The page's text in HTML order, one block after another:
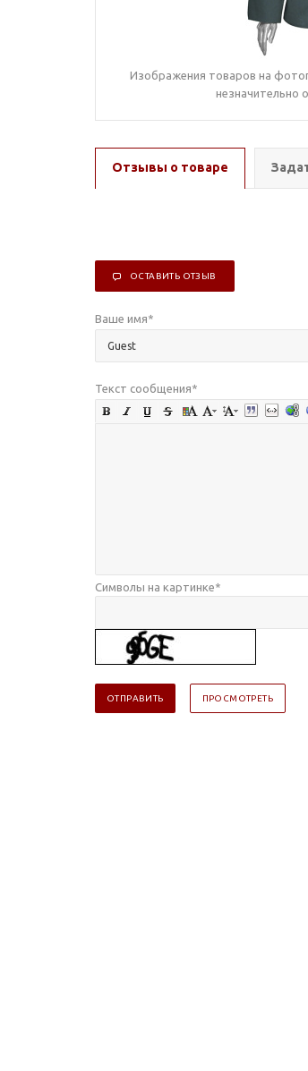
Изображения товаров на
незначительно
Отзывы о товаре
ОСТАВИТЬ ОТЗЫВ
Ваше имя*
Текст сообщения*
Символы на картинке*